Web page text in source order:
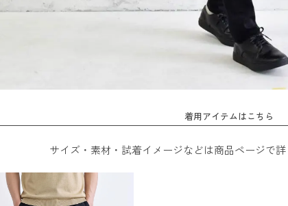
着用アイテムはこちら
サイズ・素材・試着イメージなどは商品ページで詳